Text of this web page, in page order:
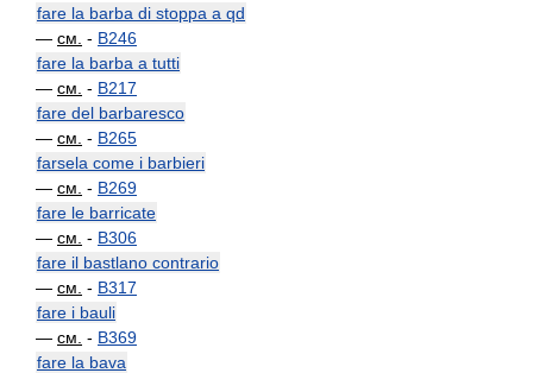
fare la barba di stoppa a qd
— см. - B246
fare la barba a tutti
— см. - B217
fare del barbaresco
— см. - B265
farsela come i barbieri
— см. - B269
fare le barricate
— см. - B306
fare il bastlano contrario
— см. - B317
fare i bauli
— см. - B369
fare la bava